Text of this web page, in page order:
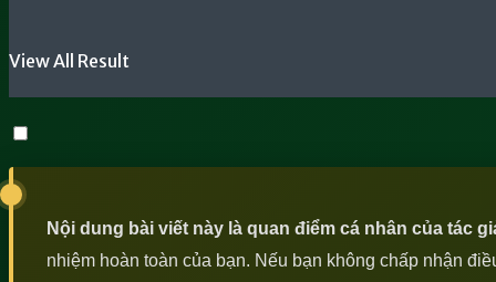
View All Result
Nội dung bài viết này là quan điểm cá nhân của tác
nhiệm hoàn toàn của bạn. Nếu bạn không chấp nhận